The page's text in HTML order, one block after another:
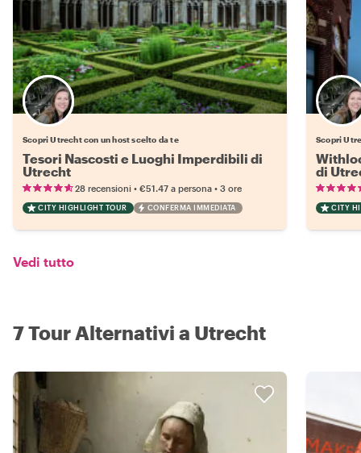
Scegli il tuo local preferito
Scopri Utrecht con un host scelto da te
Tesori Nascosti e Luoghi Imperdibili di
Utrecht
28 recensioni • €51.47 a persona • 3 ore
CITY HIGHLIGHT TOUR CONFERMA IMMEDIATA
Scopri
di
CITY
Vedi tutto
7 Tour Alternativi a Utrecht